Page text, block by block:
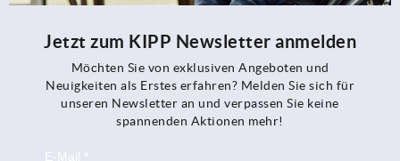
Jetzt zum KIPP Newsletter anmelden
Möchten Sie von exklusiven Angeboten und
Neuigkeiten als Erstes erfahren? Melden Sie sich für
unseren Newsletter an und verpassen Sie keine
spannenden Aktionen mehr!